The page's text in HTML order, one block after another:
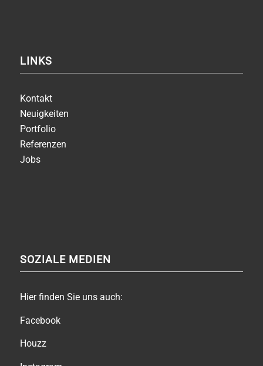
LINKS
Kontakt
Neuigkeiten
Portfolio
Referenzen
Jobs
SOZIALE MEDIEN
Hier finden Sie uns auch:
Facebook
Houzz